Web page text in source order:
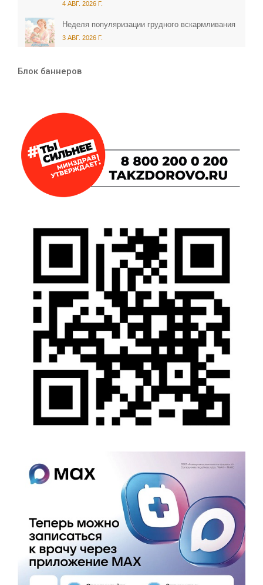
4 АВГ. 2026 Г.
Неделя популяризации грудного вскармливания
3 АВГ. 2026 Г.
Блок баннеров